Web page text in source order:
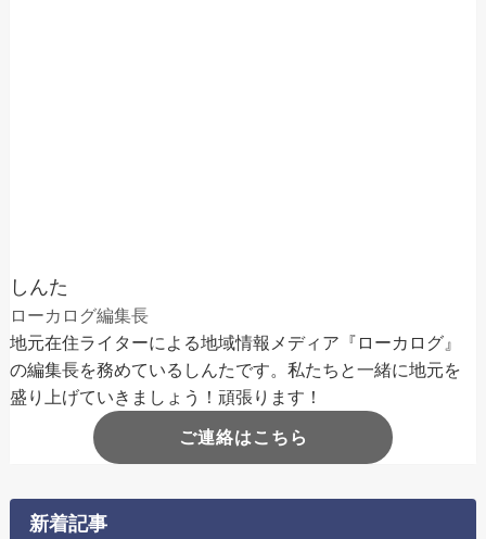
しんた
ローカログ編集長
地元在住ライターによる地域情報メディア『ローカログ』
の編集長を務めているしんたです。私たちと一緒に地元を
盛り上げていきましょう！頑張ります！
ご連絡はこちら
新着記事